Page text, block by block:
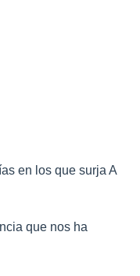
en los que surja A
que nos ha